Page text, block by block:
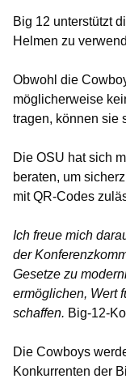
Big 12 unterstützt
Helmen zu
Obwohl die
möglicherweise
tragen, können sie
Die OSU hat sich
beraten, um
mit QR-Codes
Ich freue mich
der
Gesetze zu
ermöglichen, Wert
schaffen. Big-12-
Die Cowboys
Konkurrenten der